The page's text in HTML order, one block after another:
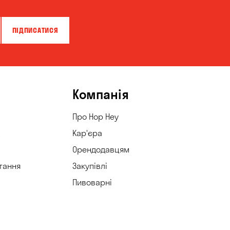
ПІДПИСАТИСЯ
Компанія
Про Hop Hey
Кар'єра
Орендодавцям
Закупівлі
Пивоварні